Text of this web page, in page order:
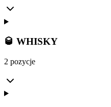
🥃 WHISKY
2 pozycje